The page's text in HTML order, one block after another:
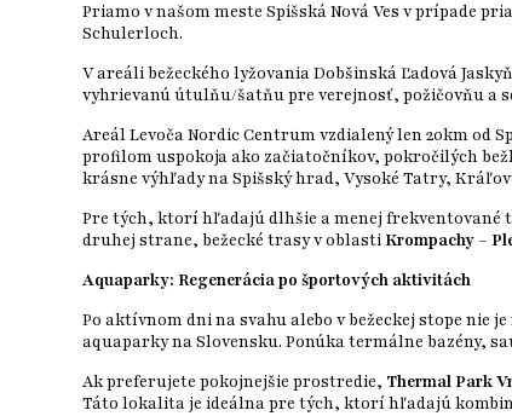
Priamo v našom meste Spišská Nová Ves v prípade
Schulerloch.
V areáli bežeckého lyžovania Dobšinská Ľadová
vyhrievanú útulňu/šatňu pre verejnosť, požičovňu a
Areál Levoča Nordic Centrum vzdialený len 20km od
profilom uspokoja ako začiatočníkov, pokročilých
krásne výhľady na Spišský hrad, Vysoké Tatry,
Pre tých, ktorí hľadajú dlhšie a menej frekventované
druhej strane, bežecké trasy v oblastiKrompachy –
Aquaparky: Regenerácia po športových aktivitách
Po aktívnom dni na svahu alebo v bežeckej stope nie
aquaparky na Slovensku. Ponúka termálne bazény,
Ak preferujete pokojnejšie prostredie, Thermal Park
Táto lokalita je ideálna pre tých, ktorí hľadajú